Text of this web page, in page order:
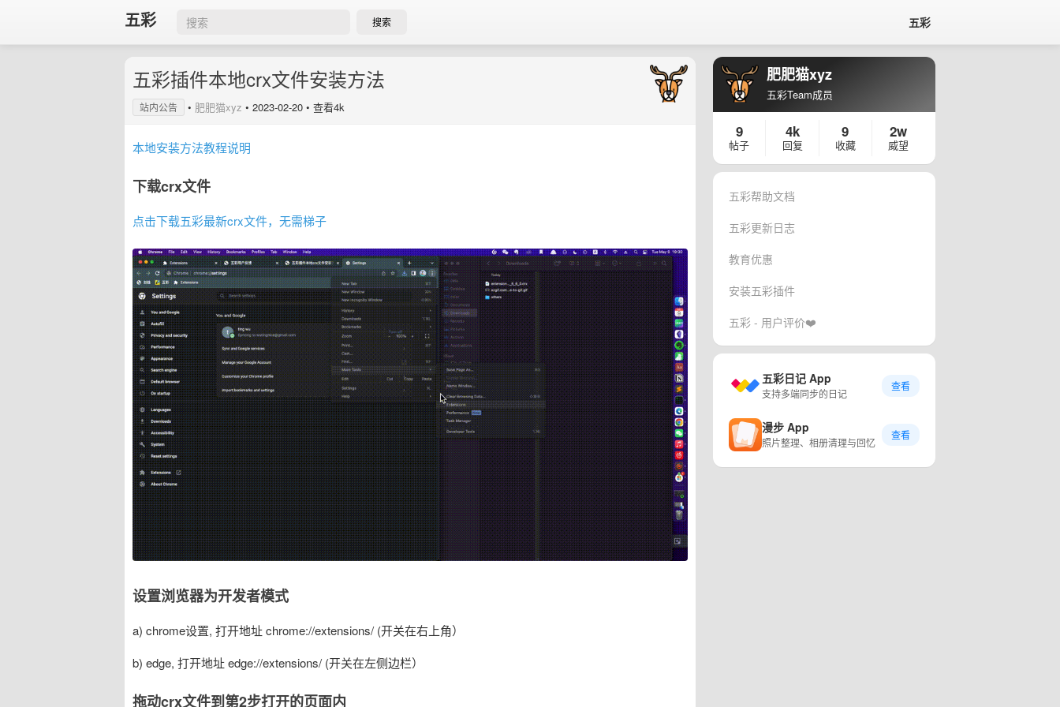
五彩 搜索 五彩
五彩插件本地crx文件安装方法
站内公告 • 肥肥猫xyz • 2023-02-20 • 查看4k
本地安装方法教程说明
下载crx文件
点击下载五彩最新crx文件，无需梯子
设置浏览器为开发者模式
a) chrome设置, 打开地址 chrome://extensions/ (开关在右上角）
b) edge, 打开地址 edge://extensions/ (开关在左侧边栏）
拖动crx文件到第2步打开的页面内
肥肥猫xyz
五彩Team成员
9
帖子
4k
回复
9
收藏
2w
威望
五彩帮助文档
五彩更新日志
教育优惠
安装五彩插件
五彩 - 用户评价❤️
五彩日记 App
支持多端同步的日记
查看
漫步 App
照片整理、相册清理与回忆
查看